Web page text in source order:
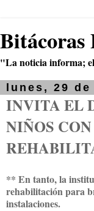
Bitácoras
"La noticia informa;
lunes, 29
INVITA EL
NIÑOS
** En tanto, la
rehabilitación para
instalaciones.